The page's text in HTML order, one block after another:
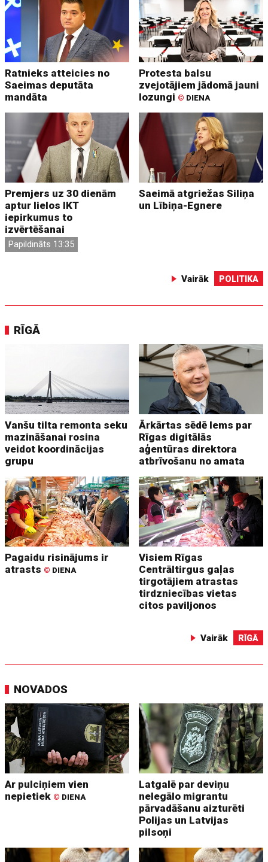
Ratnieks atteicies no
Saeimas deputāta
mandāta
Protesta balsu
zvejotājiem jādomā jauni
lozungi © DIENA
Premjers uz 30 dienām
aptur lielos IKT
iepirkumus to
izvērtēšanai
Papildināts 13:35
Saeimā atgriežas Siliņa
un Lībiņa-Egnere
Vairāk POLITIKA
RĪGĀ
Vanšu tilta remonta seku
mazināšanai rosina
veidot koordinācijas
grupu
Ārkārtas sēdē lems par
Rīgas digitālās
aģentūras direktora
atbrīvošanu no amata
Pagaidu risinājums ir
atrasts © DIENA
Visiem Rīgas
Centrāltirgus gaļas
tirgotājiem atrastas
tirdzniecības vietas
citos paviljonos
Vairāk RĪGĀ
NOVADOS
Ar pulciņiem vien
nepietiek © DIENA
Latgalē par deviņu
nelegālo migrantu
pārvadāšanu aizturēti
Polijas un Latvijas
pilsoņi